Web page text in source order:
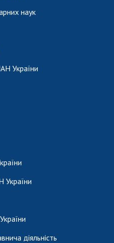
наук
України
України
діяльність